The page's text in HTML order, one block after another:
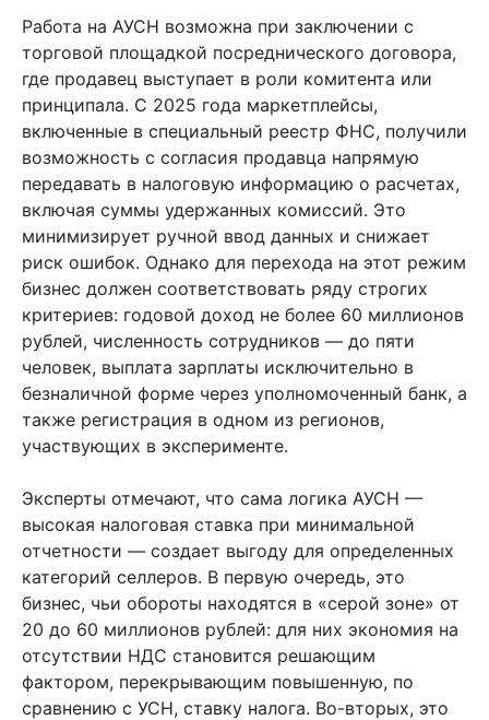
Работа на АУСН возможна при заключении с
торговой площадкой посреднического договора,
где продавец выступает в роли комитента или
принципала. С 2025 года маркетплейсы,
включенные в специальный реестр ФНС, получили
возможность с согласия продавца напрямую
передавать в налоговую информацию о расчетах,
включая суммы удержанных комиссий. Это
минимизирует ручной ввод данных и снижает
риск ошибок. Однако для перехода на этот режим
бизнес должен соответствовать ряду строгих
критериев: годовой доход не более 60 миллионов
рублей, численность сотрудников — до пяти
человек, выплата зарплаты исключительно в
безналичной форме через уполномоченный банк, а
также регистрация в одном из регионов,
участвующих в эксперименте.
Эксперты отмечают, что сама логика АУСН —
высокая налоговая ставка при минимальной
отчетности — создает выгоду для определенных
категорий селлеров. В первую очередь, это
бизнес, чьи обороты находятся в «серой зоне» от
20 до 60 миллионов рублей: для них экономия на
отсутствии НДС становится решающим
фактором, перекрывающим повышенную, по
сравнению с УСН, ставку налога. Во-вторых, это